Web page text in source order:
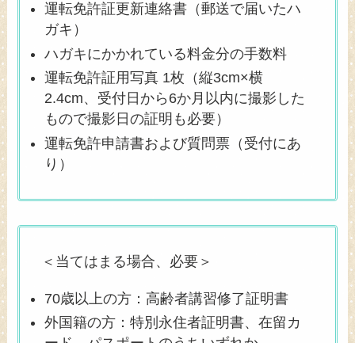
運転免許証更新連絡書（郵送で届いたハ
ガキ）
ハガキにかかれている料金分の手数料
運転免許証用写真 1枚（縦3cm×横
2.4cm、受付日から6か月以内に撮影した
もので撮影日の証明も必要）
運転免許申請書および質問票（受付にあ
り）
＜当てはまる場合、必要＞
70歳以上の方：高齢者講習修了証明書
外国籍の方：特別永住者証明書、在留カ